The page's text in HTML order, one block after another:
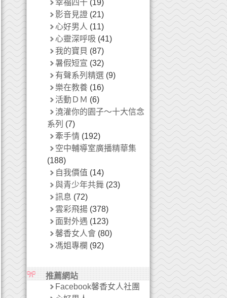
幸福四十(19)
影音見證(21)
心好男人 (11)
心靈深呼吸 (41)
我的寶貝 (87)
暑假短宣 (32)
有聲系列精選(9)
樂在教養(16)
活動ＤＭ (6)
澆灌你的園子～十大信念
系列 (7)
牽手情(192)
空中輔導室廣播精華集
(188)
自我價值 (14)
與青少年共舞(23)
訊息 (72)
雲彩飛揚(378)
面對外遇 (123)
馨香女人會(80)
馮姐專欄 (92)
推薦網站
Facebook馨香女人社團